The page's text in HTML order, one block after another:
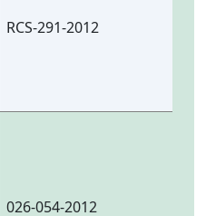
RCS-291-2012
026-054-2012